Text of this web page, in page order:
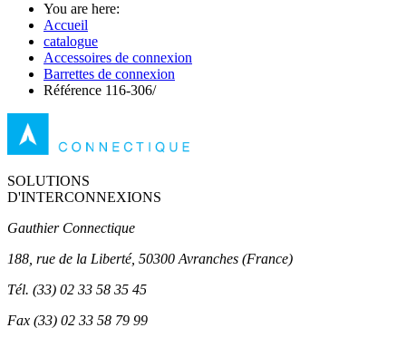
You are here:
Accueil
catalogue
Accessoires de connexion
Barrettes de connexion
Référence 116-306/
SOLUTIONS
D'INTERCONNEXIONS
Gauthier Connectique
188, rue de la Liberté, 50300 Avranches (France)
Tél. (33) 02 33 58 35 45
Fax (33) 02 33 58 79 99